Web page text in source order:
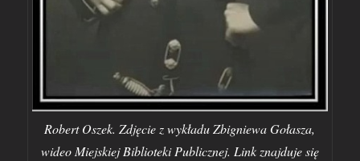
Robert Oszek. Zdjęcie z wykładu Zbigniewa Gołasza,
wideo Miejskiej Biblioteki Publicznej. Link znajduje się